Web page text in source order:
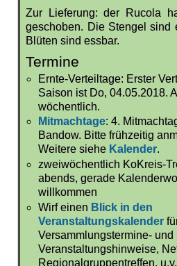
Zur Lieferung: der Rucola
geschoben. Die Stengel sind
Blüten sind essbar.
Termine
Ernte-Verteiltage: Erster
Saison ist Do, 04.05.2018.
wöchentlich.
Mitmachtage: 4.
Bandow. Bitte frühzeitig
Weitere siehe Kalender.
zweiwöchentlich KoKreis-
abends, gerade
willkommen
Wirf einen Blick in den
Veranstaltungskalender
Versammlungstermine-
Veranstaltungshinweise,
Regionalgruppentreffen,